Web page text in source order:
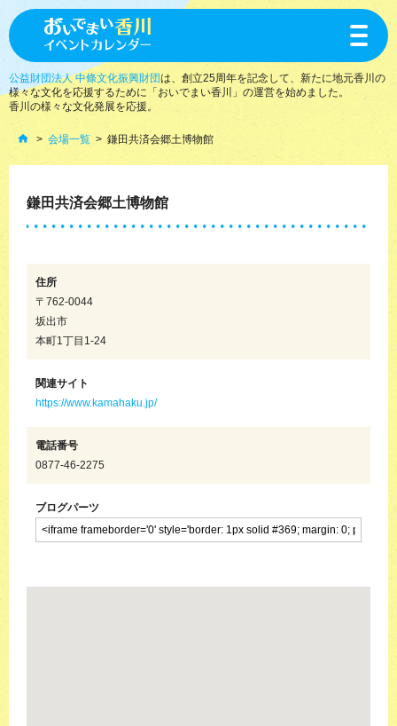
toggle
公益財団法人 中條文化振興財団は、創立25周年を記念して、新たに地元香川の
様々な文化を応援するために「おいでまい香川」の運営を始めました。
香川の様々な文化発展を応援。
会場一覧 鎌田共済会郷土博物館
鎌田共済会郷土博物館
住所
〒762-0044
坂出市
本町1丁目1-24
関連サイト
https://www.kamahaku.jp/
電話番号
0877-46-2275
ブログパーツ